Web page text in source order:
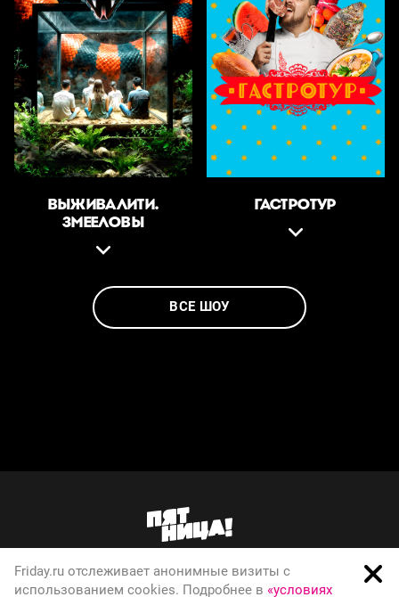
ВЫЖИВАЛИТИ.
ЗМЕЕЛОВЫ
ГАСТРОТУР
ВСЕ ШОУ
О телеканале
Friday.ru отслеживает анонимные визиты с
использованием cookies. Подробнее в «условиях